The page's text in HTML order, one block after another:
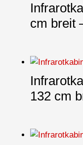
cm breit
132 cm